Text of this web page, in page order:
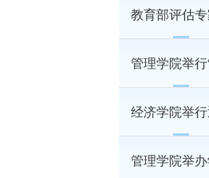
教育部评估
管理学院举
经济学院举
管理学院举